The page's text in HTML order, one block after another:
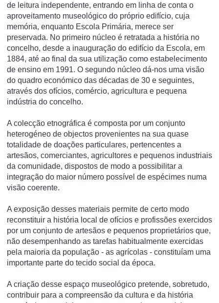
de leitura independente, entrando em linha de conta o
aproveitamento museológico do próprio edifí­cio, cuja
memória, enquanto Escola Primária, merece ser
preservada. No primeiro núcleo é retratada a história no
concelho, desde a inauguração do edifí­cio da Escola, em
1884, até ao final da sua utilização como estabelecimento
de ensino em 1991. O segundo núcleo dá-nos uma visão
do quadro económico das décadas de 30 e seguintes,
através dos ofí­cios, comércio, agricultura e pequena
indústria do concelho.
A colecção etnográfica é composta por um conjunto
heterogéneo de objectos provenientes na sua quase
totalidade de doações particulares, pertencentes a
artesãos, comerciantes, agricultores e pequenos industriais
da comunidade, dispostos de modo a possibilitar a
integração do maior número possí­vel de espécimes numa
visão coerente.
A exposição desses materiais permite de certo modo
reconstituir a história local de ofí­cios e profissões exercidos
por um conjunto de artesãos e pequenos proprietários que,
não desempenhando as tarefas habitualmente exercidas
pela maioria da população - as agrí­colas - constituí­am uma
importante parte do tecido social da época.
A criação desse espaço museológico pretende, sobretudo,
contribuir para a compreensão da cultura e da história